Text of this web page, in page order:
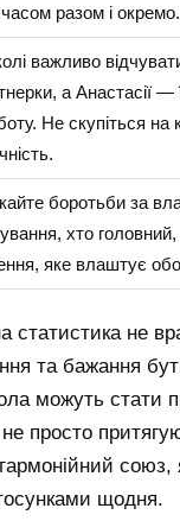
разом і окремо.
важливо
а Анастасії —
Не скупіться на
боротьби за
хто
яке влаштує
статистика не
та бажання
можуть стати
просто
союз,
щодня.